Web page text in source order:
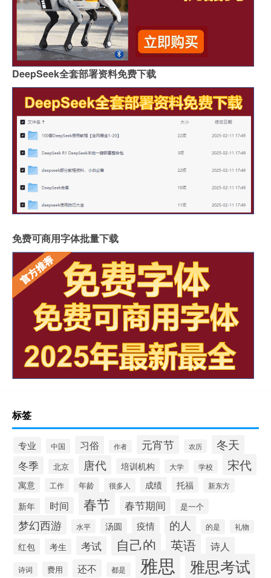
DeepSeek全套部署资料免费下载
免费可商用字体批量下载
标签
专业 中国 习俗 作者 元宵节 农历 冬天
冬季 北京 唐代 培训机构 大学 学校 宋代
寓意 工作 年龄 很多人 成绩 托福 新东方
新年 时间 春节 春节期间 是一个
梦幻西游 水平 汤圆 疫情 的人 的是 礼物
红包 考生 考试 自己的 英语 诗人
诗词 费用 还不 都是 雅思 雅思考试